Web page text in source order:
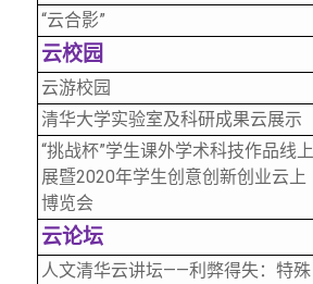
“云合影”
云校园
云游校园
清华大学实验室及科研成果云展示
“挑战杯”学生课外学术科技作品线上
展暨2020年学生创意创新创业云上
博览会
云论坛
人文清华云讲坛——利弊得失：特殊